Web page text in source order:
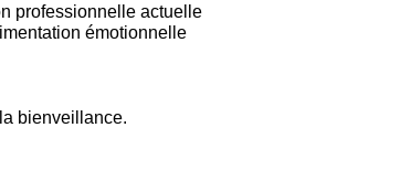
professionnelle actuelle
émotionnelle
bienveillance.